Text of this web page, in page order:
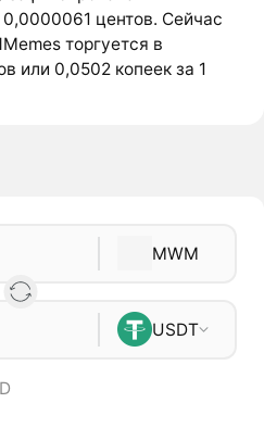
центов. Сейчас
торгуется в
или 0,0502 копеек за 1
MWM
USDT